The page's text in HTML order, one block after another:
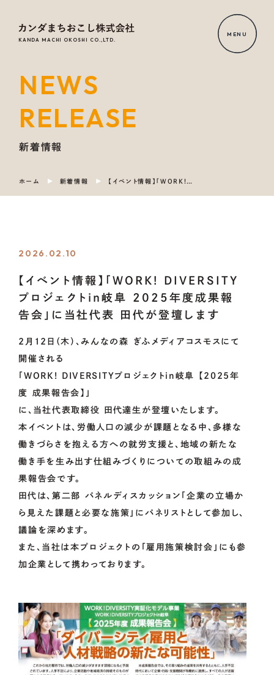
HOME
NEWS
OURSERVICE
COMPANY
OURPROJECT
CoLoRs/ITEMs
01.CoLoRsとは
02. ITEMsとは
03.
04.感謝状贈呈式
05. 企業版ふるさと納税の概要
OCOS
FORMUNICIPALITIES
MENU
KANDA MACHI OKOSHI CO.,LTD.
NEWS
RELEASE
新着情報
ホーム 新着情報 【イベント情報】「WORK! DIVERSITYプロジェクトin岐阜 2025年度成果報告会」に当社代表 田代が登壇します
2026.02.10
【イベント情報】「WORK! DIVERSITY
プロジェクトin岐阜 2025年度成果報
告会」に当社代表 田代が登壇します
2月12日（木）、 みんなの森 ぎふメディアコスモス にて
開催される
「WORK! DIVERSITYプロジェクトin岐阜 【2025年
度 成果報告会】」
に、 当社代表取締役 田代達生 が登壇いたします。
本イベントは、労働人口の減少が課題となる中、多様な
働きづらさを抱える方への就労支援と、地域の新たな
働き手を生み出す仕組みづくりについての取組みの成
果報告会です。
田代は、第二部 パネルディスカッション「企業の立場か
ら見えた課題と必要な施策」にパネリストとして参加し、
議論を深めます。
また、当社は本プロジェクトの「雇用施策検討会」にも参
加企業として携わっております。